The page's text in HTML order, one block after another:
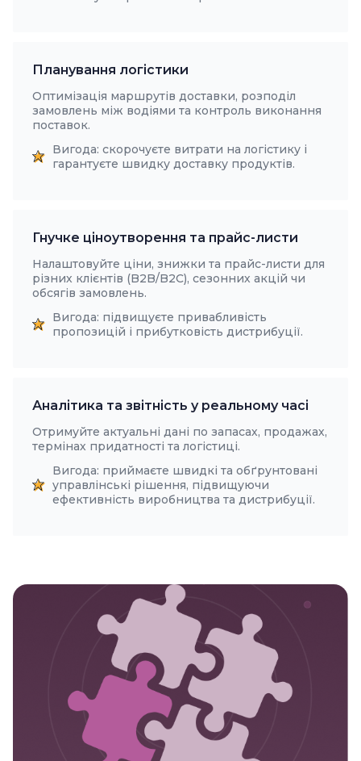
Планування логістики
Оптимізація маршрутів доставки, розподіл
замовлень між водіями та контроль виконання
поставок.
Вигода: скорочуєте витрати на логістику і
гарантуєте швидку доставку продуктів.
Гнучке ціноутворення та прайс-листи
Налаштовуйте ціни, знижки та прайс-листи для
різних клієнтів (B2B/B2C), сезонних акцій чи
обсягів замовлень.
Вигода: підвищуєте привабливість
пропозицій і прибутковість дистрибуції.
Аналітика та звітність у реальному часі
Отримуйте актуальні дані по запасах, продажах,
термінах придатності та логістиці.
Вигода: приймаєте швидкі та обґрунтовані
управлінські рішення, підвищуючи
ефективність виробництва та дистрибуції.